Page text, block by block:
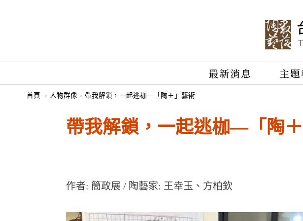
最新消息 主
首頁 › 人物群像 › 帶我解鎖，一起逃枷—「陶＋」藝術
帶我解鎖，一起逃枷—「陶
作者: 簡政展 / 陶藝家: 王幸玉、方柏欽